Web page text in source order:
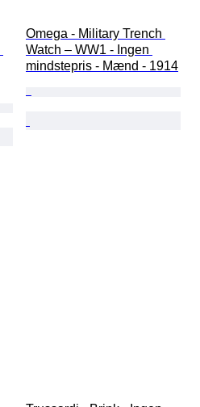
Omega - Military Trench
Watch – WW1 - Ingen
mindstepris - Mænd - 1914